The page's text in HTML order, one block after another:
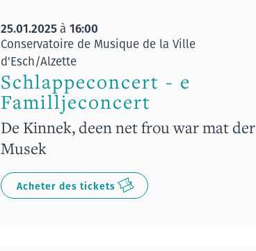
25.01.2025à 16:00
Conservatoire de Musique de la Ville
d'Esch/Alzette
Schlappeconcert - e
Familljeconcert
De Kinnek, deen net frou war mat der
Musek
Acheter des tickets